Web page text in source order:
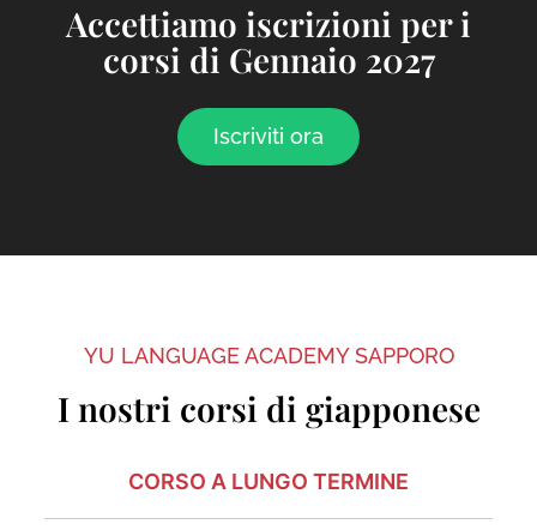
Accettiamo iscrizioni per i
corsi di Gennaio 2027
Iscriviti ora
YU LANGUAGE ACADEMY SAPPORO
I nostri corsi di giapponese
CORSO A LUNGO TERMINE